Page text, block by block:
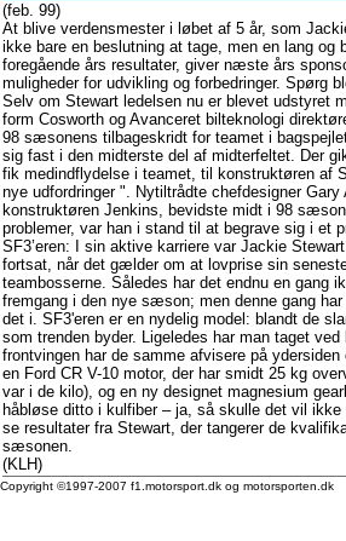
(feb. 99)
At blive verdensmester i løbet af 5 år, som
ikke bare en beslutning at tage, men en lang
foregående års resultater, giver næste års
muligheder for udvikling og forbedringer. Spørg
Selv om Stewart ledelsen nu er blevet udstyret
form Cosworth og Avanceret bilteknologi
98 sæsonens tilbageskridt for teamet i
sig fast i den midterste del af midterfeltet. Der
fik medindflydelse i teamet, til konstruktøren af
nye udfordringer ". Nytiltrådte chefdesigner
konstruktøren Jenkins, bevidste midt i 98
problemer, var han i stand til at begrave sig i et
SF3’eren: I sin aktive karriere var Jackie
fortsat, når det gælder om at lovprise sin
teambosserne. Således har det endnu en gang
fremgang i den nye sæson; men denne gang
det i. SF3'eren er en nydelig model: blandt de
som trenden byder. Ligeledes har man taget
frontvingen har de samme afvisere på
en Ford CR V-10 motor, der har smidt 25 kg
var i de kilo), og en ny designet magnesium
håbløse ditto i kulfiber – ja, så skulle det vil
se resultater fra Stewart, der tangerer de
sæsonen.
(KLH)
Copyright ©1997-2007 f1.motorsport.dk og motorsporten.dk